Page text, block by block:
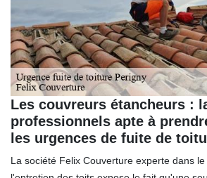
Les couvreurs étancheurs :
professionnels apte à
les urgences de fuite de
La société Felix Couverture experte dans